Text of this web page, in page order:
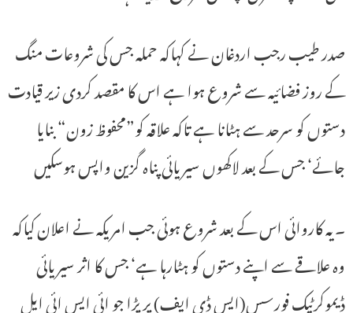
صدر طیب رجب اردغان نے کہاکہ حملہ جس کی شروعات منگ
کے روز فضائیہ سے شروع ہوا ہے اس کا مقصد کردی زیر قیادت
دستوں کو سرحد سے ہٹانا ہے تاکہ علاقہ کو”محفوظ زون“ بنایا
جائے‘ جس کے بعد لاکھوں سیریائی پناہ گزین واپس ہوسکیں
۔یہ کاروائی اس کے بعد شروع ہوئی جب امریکہ نے اعلان کیاکہ
وہ علاقے سے اپنے دستوں کو ہٹارہا ہے‘ جس کا اثر سیریائی
ڈیموکرٹیک فورسس(ایس ڈی ایف) پر پڑا جو ائی ایس ائی ایل